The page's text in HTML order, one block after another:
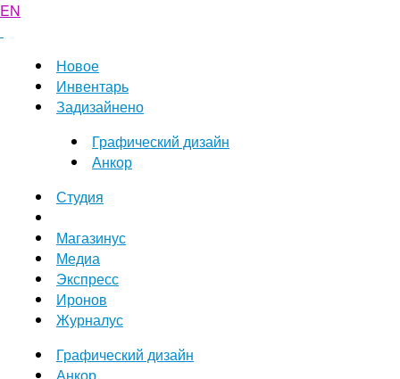
EN
Новое
Инвентарь
Задизайнено
Графический дизайн
Анкор
Студия
Магазинус
Медиа
Экспресс
Иронов
Журналус
Графический дизайн